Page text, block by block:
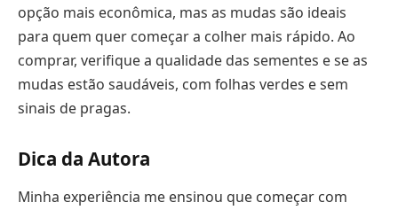
opção mais econômica, mas as mudas são ideais
para quem quer começar a colher mais rápido. Ao
comprar, verifique a qualidade das sementes e se as
mudas estão saudáveis, com folhas verdes e sem
sinais de pragas.
Dica da Autora
Minha experiência me ensinou que começar com